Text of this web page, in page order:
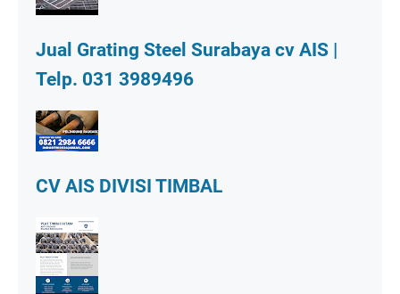
Jual Grating Steel Surabaya cv AIS |
Telp. 031 3989496
CV AIS DIVISI TIMBAL